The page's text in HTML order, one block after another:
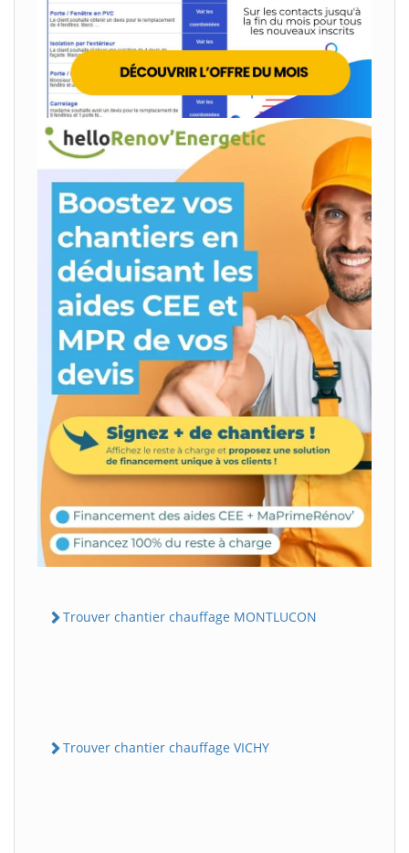
Trouver chantier chauffage MONTLUCON
Trouver chantier chauffage VICHY